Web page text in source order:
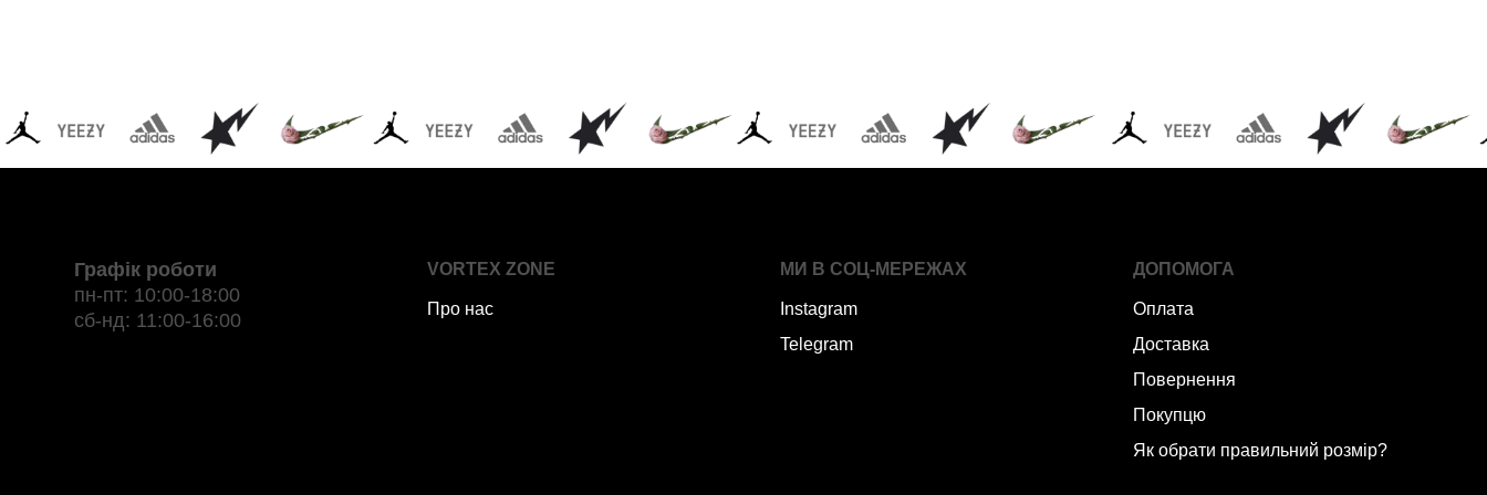
Графік роботи
пн-пт: 10:00-18:00
сб-нд: 11:00-16:00
VORTEX ZONE
Про нас
МИ В СОЦ-МЕРЕЖАХ
Instagram
Telegram
ДОПОМОГА
Оплата
Доставка
Повернення
Покупцю
Як обрати правильний розмір?